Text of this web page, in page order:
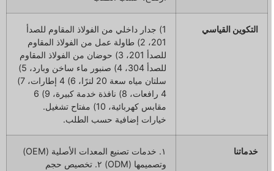
التكوين القياسي
1) جدار داخلي من الفولاذ المقاوم للصدأ
201، 2) طاولة عمل من الفولاذ المقاوم
للصدأ 201، 3) حوضان من الفولاذ المقاوم
للصدأ 304، 4) صنبور ماء ساخن وبارد، 5)
سلتان مياه سعة 20 لترًا، 6) 4 إطارات، 7)
4 رافعات، 8) نافذة خدمة كبيرة، 9) 6
مقابس كهربائية، 10) مفتاح تشغيل.
خيارات إضافية حسب الطلب.
خدماتنا
١. خدمات تصنيع المعدات الأصلية (OEM)
وتصميمها (ODM) ٢. تخصيص حجم